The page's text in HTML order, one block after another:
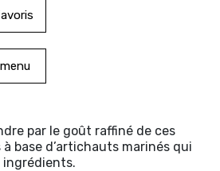
par le goût raffiné de ces
base d’artichauts marinés qui
ingrédients.